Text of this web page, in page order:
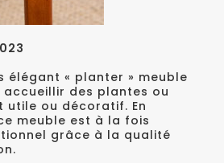
élégant « planter » meuble
accueillir des plantes ou
ou décoratif. En
meuble est à la fois
grâce à la qualité